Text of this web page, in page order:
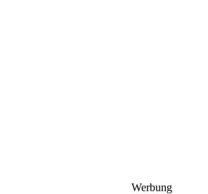
Werbung